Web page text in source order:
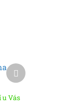
u Vás
Další
produkt